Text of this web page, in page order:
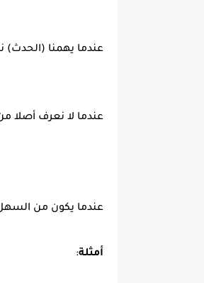
عندما يهمنا (الحدث)
عندما لا نعرف أصلا
عندما يكون من
أمثلة: